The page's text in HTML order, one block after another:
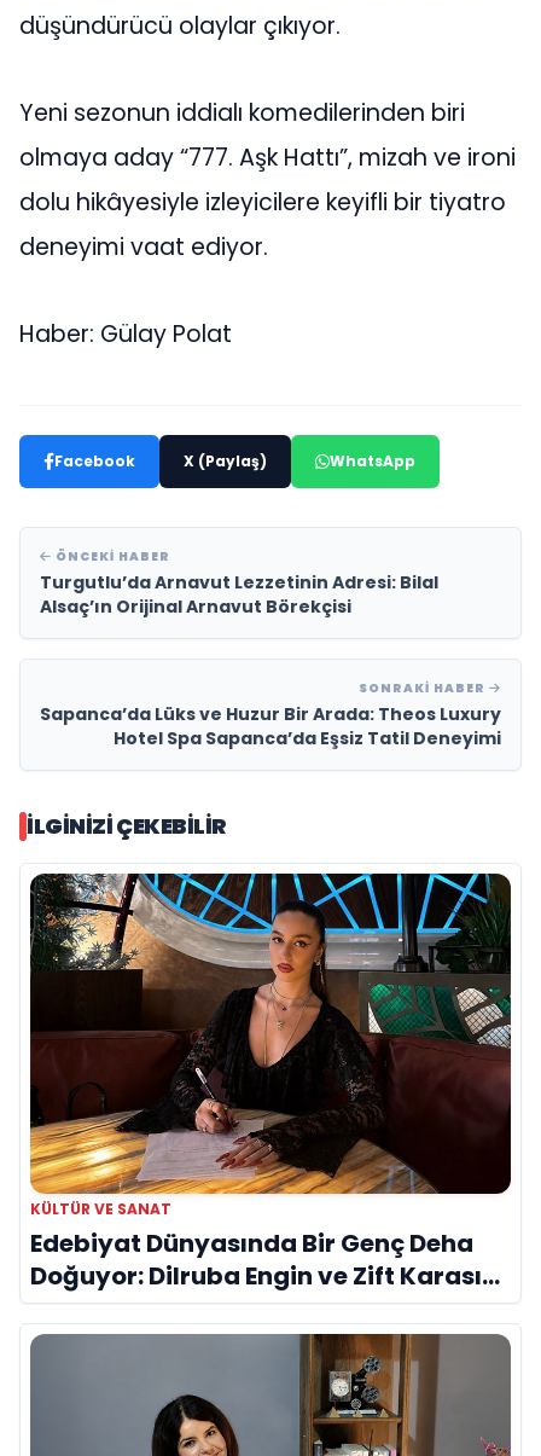
düşündürücü olaylar çıkıyor.
Yeni sezonun iddialı komedilerinden biri
olmaya aday “777. Aşk Hattı”, mizah ve ironi
dolu hikâyesiyle izleyicilere keyifli bir tiyatro
deneyimi vaat ediyor.
Haber: Gülay Polat
Facebook X (Paylaş) WhatsApp
ÖNCEKI HABER
Turgutlu’da Arnavut Lezzetinin Adresi: Bilal
Alsaç’ın Orijinal Arnavut Börekçisi
SONRAKI HABER
Sapanca’da Lüks ve Huzur Bir Arada: Theos Luxury
Hotel Spa Sapanca’da Eşsiz Tatil Deneyimi
İLGINIZI ÇEKEBILIR
KÜLTÜR VE SANAT
Edebiyat Dünyasında Bir Genç Deha
Doğuyor: Dilruba Engin ve Zift Karası
Evreni ‘AVENOİR’